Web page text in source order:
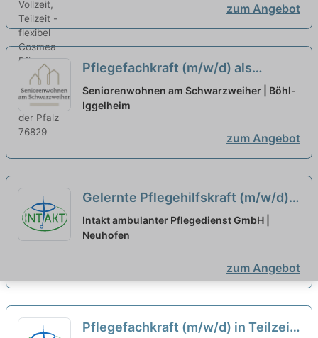
zum Angebot
Pflegefachkraft (m/w/d) als
Dauernachtwache in Teilzeit - Hier
gehörst Du hin!
Seniorenwohnen am Schwarzweiher | Böhl-
Iggelheim
zum Angebot
Gelernte Pflegehilfskraft (m/w/d)
in Teilzeit (50 %) - Kommen Sie ins
Team! neu
Intakt ambulanter Pflegedienst GmbH |
Neuhofen
zum Angebot
Pflegefachkraft (m/w/d) in Teilzeit